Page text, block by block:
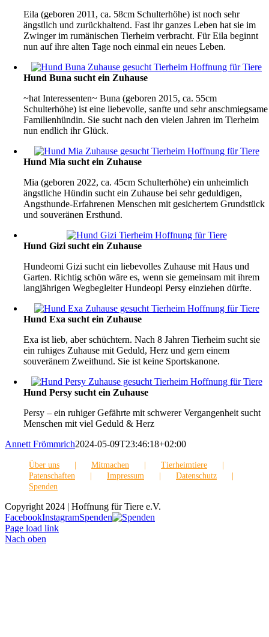
Eila (geboren 2011, ca. 58cm Schulterhöhe) ist noch sehr
ängstlich und zurückhaltend. Fast ihr ganzes Leben hat sie im
Zwinger im rumänischen Tierheim verbracht. Für Eila beginnt
nun auf ihre alten Tage noch einmal ein neues Leben.
Hund Buna sucht ein Zuhause
~hat Interessenten~ Buna (geboren 2015, ca. 55cm
Schulterhöhe) ist eine liebevolle, sanfte und sehr anschmiegsame
Familienhündin. Sie sucht nach den vielen Jahren im Tierheim
nun endlich ihr Glück.
Hund Mia sucht ein Zuhause
Mia (geboren 2022, ca. 45cm Schulterhöhe) ein unheimlich
ängstliche Hündin sucht ein Zuhause bei sehr geduldigen,
Angsthunde-Erfahrenen Menschen mit gesichertem Grundstück
und souveränen Ersthund.
Hund Gizi sucht ein Zuhause
Hundeomi Gizi sucht ein liebevolles Zuhause mit Haus und
Garten. Richtig schön wäre es, wenn sie gemeinsam mit ihrem
langjährigen Wegbegleiter Hundeopi Persy einziehen dürfte.
Hund Exa sucht ein Zuhause
Exa ist lieb, aber schüchtern. Nach 8 Jahren Tierheim sucht sie
ein ruhiges Zuhause mit Geduld, Herz und gern einem
souveränem Zweithund. Sie ist keine Sportskanone.
Hund Persy sucht ein Zuhause
Persy – ein ruhiger Gefährte mit schwerer Vergangenheit sucht
Menschen mit viel Geduld & Herz
Annett Frömmrich2024-05-09T23:46:18+02:00
Über uns Mitmachen
Tierheimtiere
Patenschaften
Impressum
Datenschutz
Spenden
Copyright 2024 | Hoffnung für Tiere e.V.
FacebookInstagramSpenden
Page load link
Nach oben